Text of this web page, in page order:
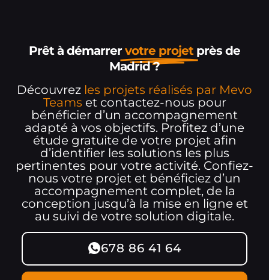
Prêt à démarrervotre projet près de
Madrid ?
Découvrez les projets réalisés par Mevo
Teams et contactez-nous pour
bénéficier d’un accompagnement
adapté à vos objectifs. Profitez d’une
étude gratuite de votre projet afin
d’identifier les solutions les plus
pertinentes pour votre activité. Confiez-
nous votre projet et bénéficiez d’un
accompagnement complet, de la
conception jusqu’à la mise en ligne et
au suivi de votre solution digitale.
678 86 41 64